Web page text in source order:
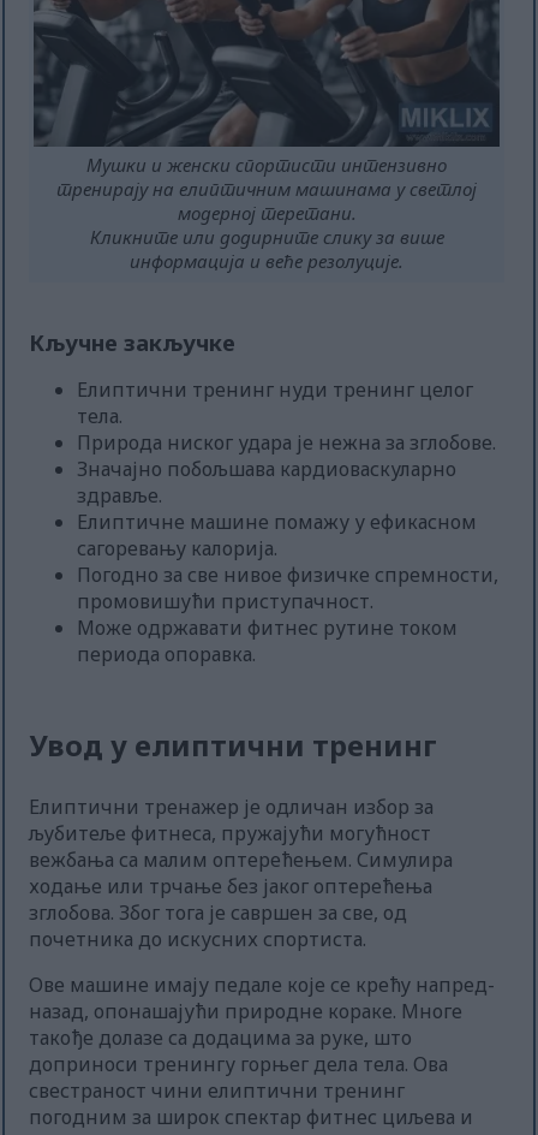
Мушки и женски спортисти интензивно
тренирају на елиптичним машинама у светлој
модерној теретани.
Кликните или додирните слику за више
информација и веће резолуције.
Кључне закључке
Елиптични тренинг нуди тренинг целог
тела.
Природа ниског удара је нежна за зглобове.
Значајно побољшава кардиоваскуларно
здравље.
Елиптичне машине помажу у ефикасном
сагоревању калорија.
Погодно за све нивое физичке спремности,
промовишући приступачност.
Може одржавати фитнес рутине током
периода опоравка.
Увод у елиптични тренинг
Елиптични тренажер је одличан избор за
љубитеље фитнеса, пружајући могућност
вежбања са малим оптерећењем. Симулира
ходање или трчање без јаког оптерећења
зглобова. Због тога је савршен за све, од
почетника до искусних спортиста.
Ове машине имају педале које се крећу напред-
назад, опонашајући природне кораке. Многе
такође долазе са додацима за руке, што
доприноси тренингу горњег дела тела. Ова
свестраност чини елиптични тренинг
погодним за широк спектар фитнес циљева и